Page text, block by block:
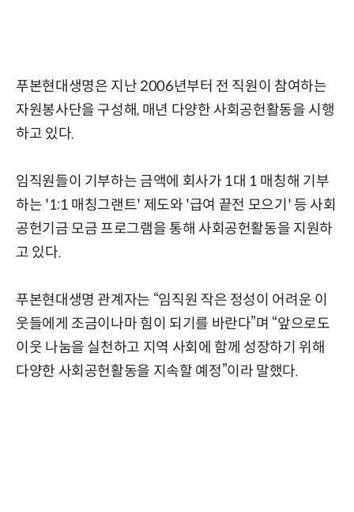
푸본현대생명은 지난 2006년부터 전 직원이 참여하는
자원봉사단을 구성해, 매년 다양한 사회공헌활동을 시행
하고 있다.
임직원들이 기부하는 금액에 회사가 1대 1 매칭해 기부
하는 '1:1 매칭그랜트' 제도와 '급여 끝전 모으기' 등 사회
공헌기금 모금 프로그램을 통해 사회공헌활동을 지원하
고 있다.
푸본현대생명 관계자는 “임직원 작은 정성이 어려운 이
웃들에게 조금이나마 힘이 되기를 바란다”며 “앞으로도
이웃 나눔을 실천하고 지역 사회에 함께 성장하기 위해
다양한 사회공헌활동을 지속할 예정”이라 말했다.